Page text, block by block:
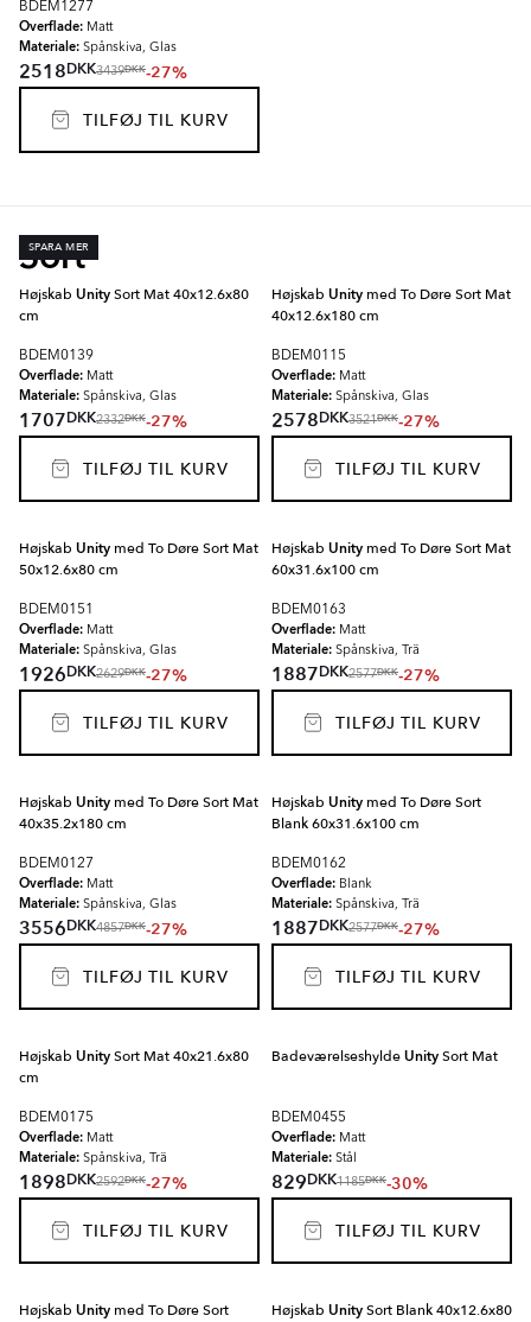
BDEM1277
Overflade: Matt
Materiale: Spånskiva, Glas
2518DKK3439DKK-27%
TILFØJ TIL KURV
Sort
SPARA MER
Højskab UnitySort Mat 40x12.6x80
cm
BDEM0139
Overflade: Matt
Materiale: Spånskiva, Glas
1707DKK2332DKK-27%
TILFØJ TIL KURV
Højskab Unity med To Døre Sort Mat
40x12.6x180 cm
BDEM0115
Overflade: Matt
Materiale: Spånskiva, Glas
2578DKK3521DKK-27%
TILFØJ TIL KURV
Højskab Unity med To Døre Sort Mat
50x12.6x80 cm
BDEM0151
Overflade: Matt
Materiale: Spånskiva, Glas
1926DKK2629DKK-27%
TILFØJ TIL KURV
Højskab Unity med To Døre Sort Mat
60x31.6x100 cm
BDEM0163
Overflade: Matt
Materiale: Spånskiva, Trä
1887DKK2577DKK-27%
TILFØJ TIL KURV
Højskab Unity med To Døre Sort Mat
40x35.2x180 cm
BDEM0127
Overflade: Matt
Materiale: Spånskiva, Glas
3556DKK4857DKK-27%
TILFØJ TIL KURV
Højskab Unity med To Døre Sort
Blank 60x31.6x100 cm
BDEM0162
Overflade: Blank
Materiale: Spånskiva, Trä
1887DKK2577DKK-27%
TILFØJ TIL KURV
Højskab UnitySort Mat 40x21.6x80
cm
BDEM0175
Overflade: Matt
Materiale: Spånskiva, Trä
1898DKK2592DKK-27%
TILFØJ TIL KURV
BadeværelseshyldeUnitySort Mat
BDEM0455
Overflade: Matt
Materiale: Stål
829DKK1185DKK-30%
TILFØJ TIL KURV
Højskab Unity med To Døre Sort
Højskab UnitySort Blank 40x12.6x80